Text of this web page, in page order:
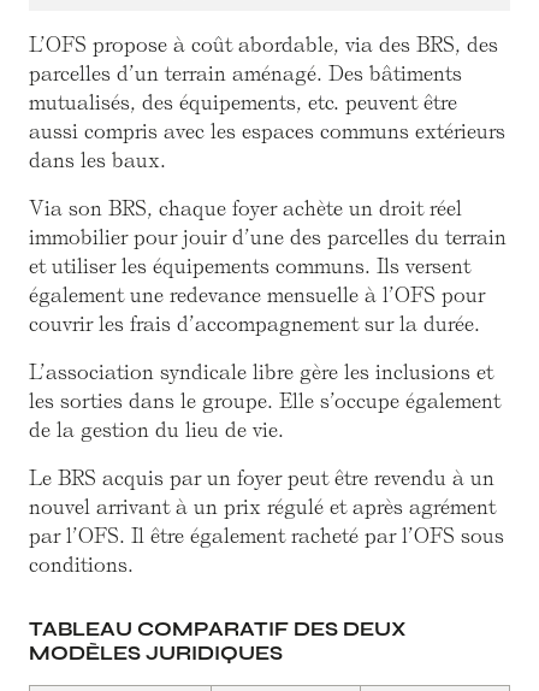
L’OFS propose à coût abordable, via des BRS, des
parcelles d’un terrain aménagé. Des bâtiments
mutualisés, des équipements, etc. peuvent être
aussi compris avec les espaces communs extérieurs
dans les baux.
Via son BRS, chaque foyer achète un droit réel
immobilier pour jouir d’une des parcelles du terrain
et utiliser les équipements communs. Ils versent
également une redevance mensuelle à l’OFS pour
couvrir les frais d’accompagnement sur la durée.
L’association syndicale libre gère les inclusions et
les sorties dans le groupe. Elle s’occupe également
de la gestion du lieu de vie.
Le BRS acquis par un foyer peut être revendu à un
nouvel arrivant à un prix régulé et après agrément
par l’OFS. Il être également racheté par l’OFS sous
conditions.
TABLEAU COMPARATIF DES DEUX
MODÈLES JURIDIQUES